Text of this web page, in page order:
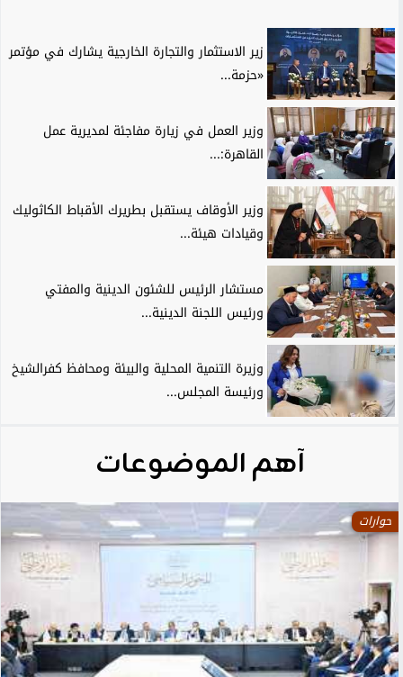
زير الاستثمار والتجارة الخارجية يشارك في مؤتمر
«حزمة...
وزير العمل في زيارة مفاجئة لمديرية عمل
القاهرة:...
وزير الأوقاف يستقبل بطريرك الأقباط الكاثوليك
وقيادات هيئة...
مستشار الرئيس للشئون الدينية والمفتي
ورئيس اللجنة الدينية...
وزيرة التنمية المحلية والبيئة ومحافظ كفرالشيخ
ورئيسة المجلس...
آهم الموضوعات
حوارات